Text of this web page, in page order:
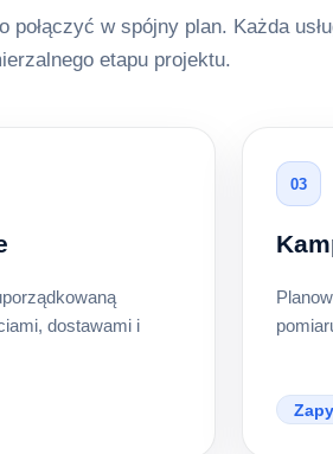
w spójny plan. Każda
etapu projektu.
dostawami i
03